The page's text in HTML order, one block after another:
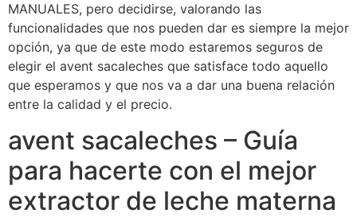
MANUALES, pero decidirse, valorando las
funcionalidades que nos pueden dar es siempre la mejor
opción, ya que de este modo estaremos seguros de
elegir el avent sacaleches que satisface todo aquello
que esperamos y que nos va a dar una buena relación
entre la calidad y el precio.
avent sacaleches – Guía
para hacerte con el mejor
extractor de leche materna